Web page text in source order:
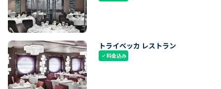
トライベッカ レストラン
check料金込み